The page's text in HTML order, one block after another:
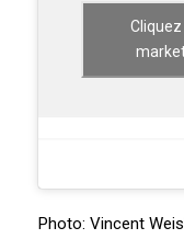
Photo: Vincent